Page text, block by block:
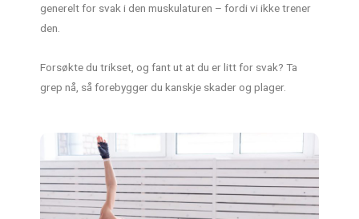
generelt for svak i den muskulaturen – fordi vi ikke trener
den.
Forsøkte du trikset, og fant ut at du er litt for svak? Ta
grep nå, så forebygger du kanskje skader og plager.